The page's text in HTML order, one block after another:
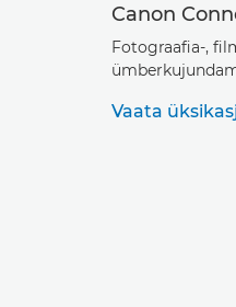
Canon
Fotograafia-,
Vaata